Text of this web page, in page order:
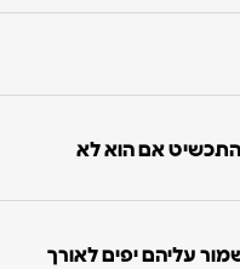
התכשיט אם הוא לא
עליהם יפים לאורך